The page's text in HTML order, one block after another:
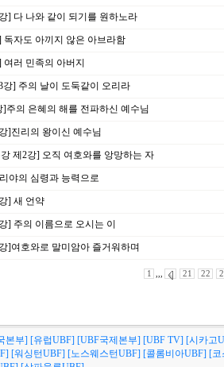
] 다 나와 같이 되기를 원하노라
자도 아끼지 않은 아브라함
러 민족의 아버지
] 주의 날이 도둑같이 오리라
주의 은혜의 해를 전파하신 예수님
]진리의 왕이신 예수님
제2강] 오직 여호와를 앙망하는 자
야의 심령과 능력으로
] 새 언약
] 주의 이름으로 오시는 이
]여호와로 말미암아 즐거워하며
1 ,,, 21 22
본부] [유럽UBF] [UBF국제본부] [UBF TV] [시카고
[워싱턴UBF] [노스웨스턴UBF] [콜롬비아UBF] [코